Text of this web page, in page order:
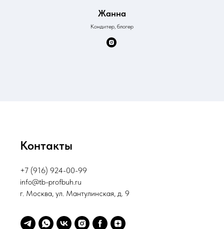
Жанна
Кондитер, блогер
Контакты
+7 (916) 924-00-99
info@tb-profbuh.ru
г. Москва, ул. Мантулинская, д. 9